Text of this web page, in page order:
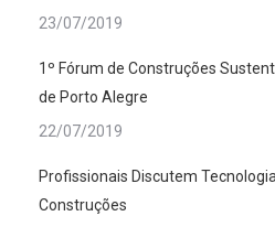
23/07/2019
1º Fórum de Construções
de Porto Alegre
22/07/2019
Profissionais Discutem
Construções